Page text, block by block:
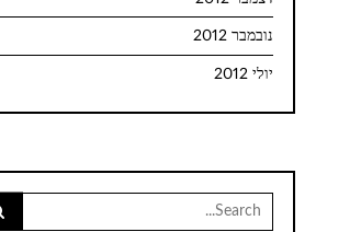
נובמבר 2012
יולי 2012
for: